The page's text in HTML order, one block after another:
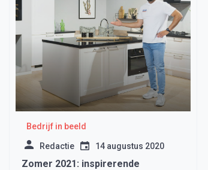
Bedrijf in beeld
Redactie 14 augustus 2020
Zomer 2021: inspirerende